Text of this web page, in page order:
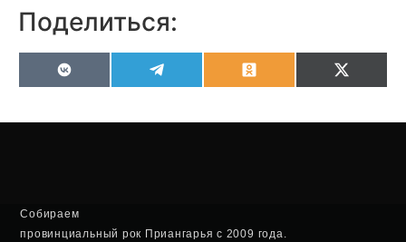
Поделиться:
VK OdnoklassnikiX
Собираем
провинциальный рок Приангарья с 2009 года.